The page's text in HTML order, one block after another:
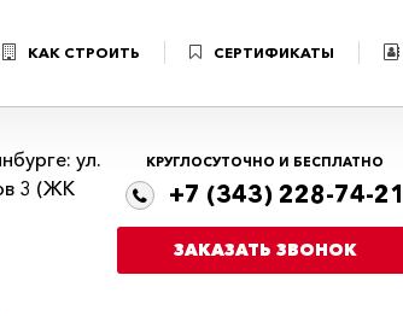
КАК СТРОИТЬ СЕРТИФИКАТЫ
ул.
3 (ЖК
КРУГЛОСУТОЧНО И БЕСПЛАТНО
+7 (343) 228-74-21
ЗАКАЗАТЬ ЗВОНОК